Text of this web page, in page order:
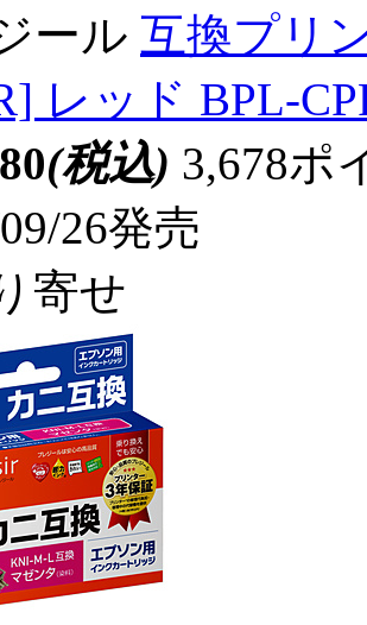
ール 互換プリ
レッド BPL-
(税込) 3,678ポ
26発売
寄せ